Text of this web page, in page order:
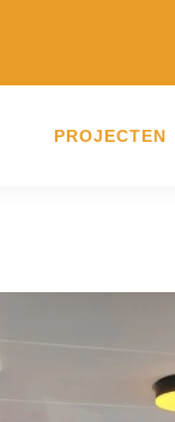
PROJECTEN